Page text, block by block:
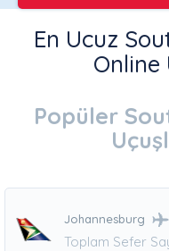
En Ucuz
Online
Popüler
Johannesburg
Toplam Sefer